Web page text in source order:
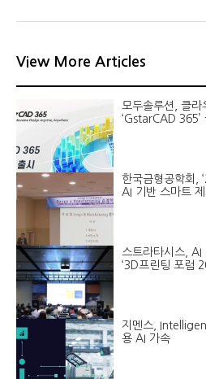
View More Articles
모두솔루션, 클라
‘GstarCAD 365’
한국금형공학회,
AI 기반 스마트
스트라타시스, AI
‘3D프린팅 포럼
지멘스,
용 AI 가속